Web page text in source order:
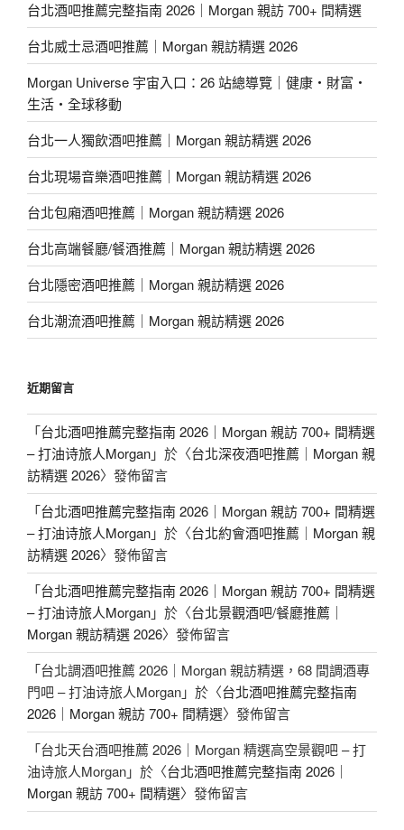
台北酒吧推薦完整指南 2026｜Morgan 親訪 700+ 間精選
台北威士忌酒吧推薦｜Morgan 親訪精選 2026
Morgan Universe 宇宙入口：26 站總導覽｜健康・財富・
生活・全球移動
台北一人獨飲酒吧推薦｜Morgan 親訪精選 2026
台北現場音樂酒吧推薦｜Morgan 親訪精選 2026
台北包廂酒吧推薦｜Morgan 親訪精選 2026
台北高端餐廳/餐酒推薦｜Morgan 親訪精選 2026
台北隱密酒吧推薦｜Morgan 親訪精選 2026
台北潮流酒吧推薦｜Morgan 親訪精選 2026
近期留言
「台北酒吧推薦完整指南 2026｜Morgan 親訪 700+ 間精選
– 打油诗旅人Morgan」於〈台北深夜酒吧推薦｜Morgan 親
訪精選 2026〉發佈留言
「台北酒吧推薦完整指南 2026｜Morgan 親訪 700+ 間精選
– 打油诗旅人Morgan」於〈台北約會酒吧推薦｜Morgan 親
訪精選 2026〉發佈留言
「台北酒吧推薦完整指南 2026｜Morgan 親訪 700+ 間精選
– 打油诗旅人Morgan」於〈台北景觀酒吧/餐廳推薦｜
Morgan 親訪精選 2026〉發佈留言
「台北調酒吧推薦 2026｜Morgan 親訪精選，68 間調酒專
門吧 – 打油诗旅人Morgan」於〈台北酒吧推薦完整指南
2026｜Morgan 親訪 700+ 間精選〉發佈留言
「台北天台酒吧推薦 2026｜Morgan 精選高空景觀吧 – 打
油诗旅人Morgan」於〈台北酒吧推薦完整指南 2026｜
Morgan 親訪 700+ 間精選〉發佈留言